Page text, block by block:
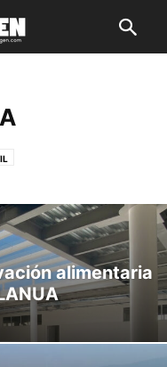
alimentaria